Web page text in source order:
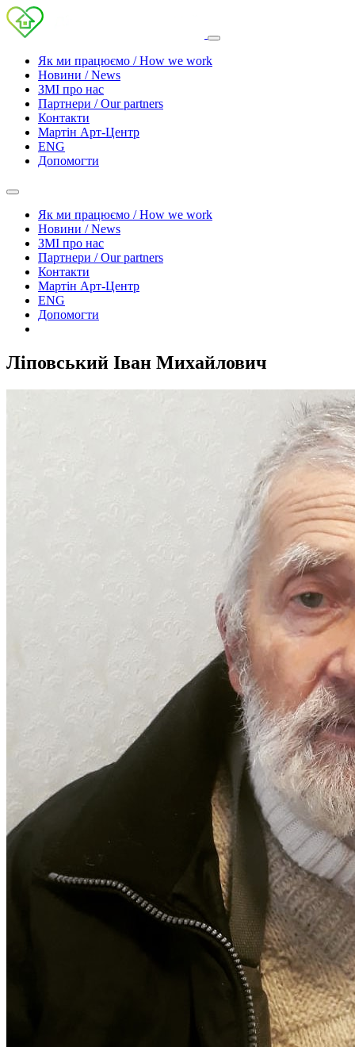
Як ми працюємо / How we work
Новини / News
ЗМІ про нас
Партнери / Our partners
Контакти
Mартін Арт-Центр
ENG
Допомогти
Як ми працюємо / How we work
Новини / News
ЗМІ про нас
Партнери / Our partners
Контакти
Mартін Арт-Центр
ENG
Допомогти
Ліповський Іван Михайлович